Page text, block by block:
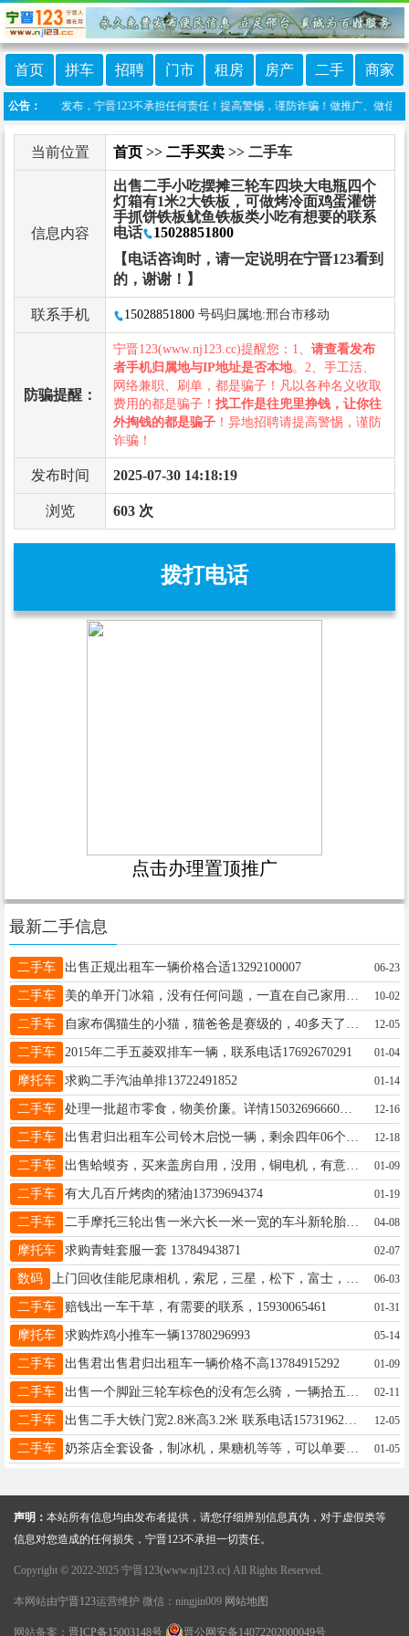
首页 拼车 招聘 门市 租房 房产 二手 商家
公告：
网友自行发布，宁晋123不承担任何责任！提高警惕，谨防诈骗！做推广、做信息
当前位置 首页 >> 二手买卖 >> 二手车
信息内容
出售二手小吃摆摊三轮车四块大电瓶四个
灯箱有1米2大铁板，可做烤冷面鸡蛋灌饼
手抓饼铁板鱿鱼铁板类小吃有想要的联系
电话
15028851800
【电话咨询时，请一定说明在宁晋123看到
的，谢谢！】
联系手机 15028851800 号码归属地:邢台市移动
防骗提醒：
宁晋123(www.nj123.cc)提醒您：1、 请查看发布
者手机归属地与IP地址是否本地。2、手工活、
网络兼职、刷单，都是骗子！凡以各种名义收取
费用的都是骗子！ 找工作是往兜里挣钱，让你往
外掏钱的都是骗子 ！异地招聘请提高警惕，谨防
诈骗！
发布时间 2025-07-30 14:18:19
浏览 603 次
拨打电话
点击办理置顶推广
最新二手信息
二手车 出售正规出租车一辆价格合适13292100007 06-23
二手车 10-02
二手车 12-05
二手车 2015年二手五菱双排车一辆，联系电话17692670291 01-04
摩托车 求购二手汽油单排13722491852 01-14
二手车 处理一批超市零食，物美价廉。详情15032696660同号 12-16
二手车 12-18
二手车 出售蛤蟆夯，买来盖房自用，没用，铜电机，有意联系，15094456111微信同号 01-09
二手车 有大几百斤烤肉的猪油13739694374 01-19
二手车 二手摩托三轮出售一米六长一米一宽的车斗新轮胎新发动机价格1500有需要的联系我电话15511981760微信号F17717723932非诚勿扰 04-08
摩托车 求购青蛙套服一套 13784943871 02-07
数码 06-03
二手车 赔钱出一车干草，有需要的联系，15930065461 01-31
摩托车 求购炸鸡小推车一辆13780296993 05-14
二手车 出售君出售君归出租车一辆价格不高13784915292 01-09
二手车 02-11
二手车 12-05
二手车 奶茶店全套设备，制冰机，果糖机等等，可以单要，可以全套电话13653398816 01-05
声明： 本站所有信息均由发布者提供，请您仔细辨别信息真伪，对于虚假类等
信息对您造成的任何损失，宁晋123不承担一切责任。
Copyright © 2022-2025 宁晋123(www.nj123.cc) All Rights Reserved.
本网站由宁晋123运营维护 微信：ningjin009 网站地图
网站备案： 晋ICP备15003148号 晋公网安备14072202000049号